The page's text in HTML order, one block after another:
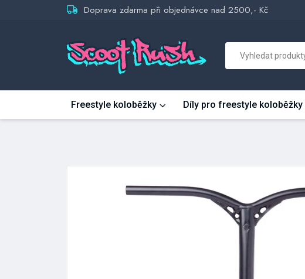
Doprava zdarma při objednávce nad 2500,- Kč
Freestyle koloběžky Díly pro freestyle koloběžky